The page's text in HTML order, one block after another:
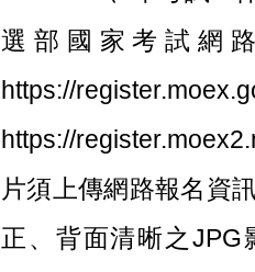
選部國家考試網
https://
https://
片須上傳網路報名資
正、背面清晰之JPG